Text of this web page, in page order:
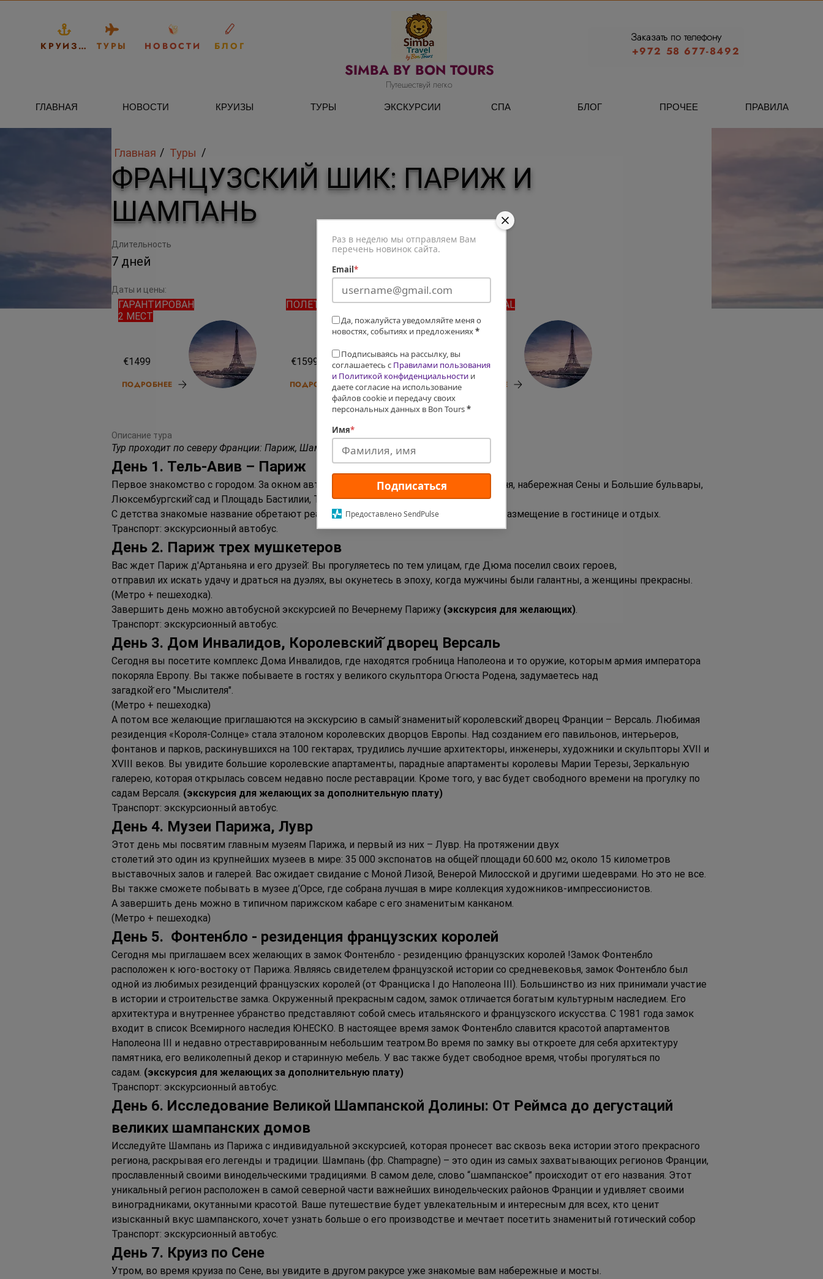
Раз в неделю мы отправляем Вам
перечень новинок сайта.
Email *
Да, пожалуйста уведомляйте меня о
новостях, событиях и предложениях*
Подписываясь на рассылку, вы
соглашаетесь с Правилами пользования
и Политикой конфиденциальности и
даете согласие на использование
файлов cookie и передачу своих
персональных данных в Bon Tours*
Имя*
Подписаться
Предоставлено SendPulse
КРУИЗЫ ТУРЫ НОВОСТИ БЛОГ
Путешествуй легко
SIMBA BY BON TOURS
+972 58 677-8492
Заказать по телефону
ГЛАВНАЯ НОВОСТИ КРУИЗЫ ТУРЫ ЭКСКУРСИИ СПА БЛОГ ПРОЧЕЕ ПРАВИЛА
ФРАНЦУЗСКИЙ ШИК: ПАРИЖ И
ШАМПАНЬ
Главная / Туры /
Длительность
7 дней
Даты и цены:
€1499
ПОДРОБНЕЕ
ГАРАНТИРОВАН
2 МЕСТ
€1599
ПОДРОБНЕЕ
ПОЛЕТ EL AL
€1499
ПОДРОБНЕЕ
ПОЛЕТ EL AL
8 МЕСТ
Описание тура
Тур проходит по северу Франции: Париж, Шампань, Реймс — дегустация шампанского.
День 1. Тель-Авив – Париж
Первое знакомство с городом. За окном автобуса Елисейские поля и Эйфелева башня, набережная Сены и Большие бульвары,
Люксембургский̆ сад и Площадь Бастилии, Триумфальная арка и Гранд Опера.
С детства знакомые название обретают реальные черты. По окончании экскурсии размещение в гостинице и отдых.
Транспорт: экскурсионный автобус.
День 2. Париж трех мушкетеров
Вас ждет Париж д'Артаньяна и его друзей̆. Вы прогуляетесь по тем улицам, где Дюма поселил своих героев,
отправил их искать удачу и драться на дуэлях, вы окунетесь в эпоху, когда мужчины были галантны, а женщины прекрасны.
(Метро + пешеходка).
Завершить день можно автобусной экскурсией по Вечернему Парижу (экскурсия для желающих).
Транспорт: экскурсионный автобус.
День 3. Дом Инвалидов, Королевский̆ дворец Версаль
Сегодня вы посетите комплекс Дома Инвалидов, где находятся гробница Наполеона и то оружие, которым армия императора
покоряла Европу. Вы также побываете в гостях у великого скульптора Огюста Родена, задумаетесь над
загадкой̆ его "Мыслителя".
(Метро + пешеходка)
А потом все желающие приглашаются на экскурсию в самый̆ знаменитый̆ королевский̆ дворец Франции – Версаль. Любимая
резиденция «Короля-Солнце» стала эталоном королевских дворцов Европы. Над созданием его павильонов, интерьеров,
фонтанов и парков, раскинувшихся на 100 гектарах, трудились лучшие архитекторы, инженеры, художники и скульпторы XVII и
XVIII веков. Вы увидите большие королевские апартаменты, парадные апартаменты королевы Марии Терезы, Зеркальную
галерею, которая открылась совсем недавно после реставрации. Кроме того, у вас будет свободного времени на прогулку по
садам Версаля. (экскурсия для желающих за дополнительную плату)
Транспорт: экскурсионный автобус.
День 4. Музеи Парижа, Лувр
Этот день мы посвятим главным музеям Парижа, и первый из них – Лувр. На протяжении двух
столетий это один из крупнейших музеев в мире: 35 000 экспонатов на общей̆ площади 60.600 м2, около 15 километров
выставочных залов и галерей. Вас ожидает свидание с Моной Лизой, Венерой Милосской и другими шедеврами. Но это не все.
Вы также сможете побывать в музее д’Орсе, где собрана лучшая в мире коллекция художников-импрессионистов.
А завершить день можно в типичном парижском кабаре с его знаменитым канканом.
(Метро + пешеходка)
День 5.  Фонтенбло - резиденция французских королей
Сегодня мы приглашаем всех желающих в замок Фонтенбло - резиденцию французских королей !Замок Фонтенбло
расположен к юго-востоку от Парижа. Являясь свидетелем французской истории со средневековья, замок Фонтенбло был
одной из любимых резиденций французских королей (от Франциска I до Наполеона III). Большинство из них принимали участие
в истории и строительстве замка. Окруженный прекрасным садом, замок отличается богатым культурным наследием. Его
архитектура и внутреннее убранство представляют собой смесь итальянского и французского искусства. С 1981 года замок
входит в список Всемирного наследия ЮНЕСКО. В настоящее время замок Фонтенбло славится красотой апартаментов
Наполеона III и недавно отреставрированным небольшим театром.Во время по замку вы откроете для себя архитектуру
памятника, его великолепный декор и старинную мебель. У вас также будет свободное время, чтобы прогуляться по
садам. (экскурсия для желающих за дополнительную плату)
Транспорт: экскурсионный автобус.
День 6. Исследование Великой Шампанской Долины: От Реймса до дегустаций
великих шампанских домов
Исследуйте Шампань из Парижа с индивидуальной экскурсией, которая пронесет вас сквозь века истории этого прекрасного
региона, раскрывая его легенды и традиции. Шампань (фр. Champagne) – это один из самых захватывающих регионов Франции,
прославленный своими винодельческими традициями. В самом деле, слово “шампанское” происходит от его названия. Этот
уникальный регион расположен в самой северной части важнейших винодельческих районов Франции и удивляет своими
виноградниками, окутанными красотой. Ваше путешествие будет увлекательным и интересным для всех, кто ценит
изысканный вкус шампанского, хочет узнать больше о его производстве и мечтает посетить знаменитый готический собор
Транспорт: экскурсионный автобус.
День 7. Круиз по Сене
Утром, во время круиза по Сене, вы увидите в другом ракурсе уже знакомые вам набережные и мосты.